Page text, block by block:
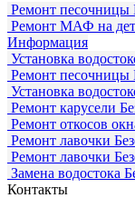
Ремонт песочницы
Ремонт МАФ на
Информация
Установка
Ремонт песочницы
Установка
Ремонт карусели
Ремонт откосов
Ремонт лавочки
Ремонт лавочки
Замена водостока
Контакты